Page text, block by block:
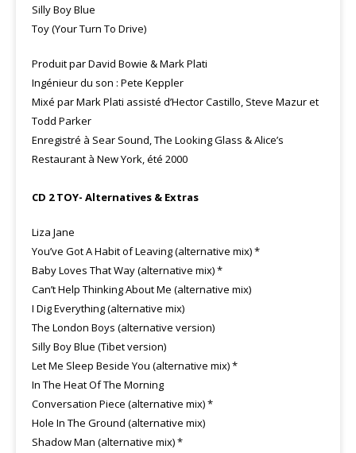
Silly Boy Blue
Toy (Your Turn To Drive)
Produit par David Bowie & Mark Plati
Ingénieur du son : Pete Keppler
Mixé par Mark Plati assisté d’Hector Castillo, Steve Mazur et
Todd Parker
Enregistré à Sear Sound, The Looking Glass & Alice’s
Restaurant à New York, été 2000
CD 2 TOY- Alternatives & Extras
Liza Jane
You’ve Got A Habit of Leaving (alternative mix) *
Baby Loves That Way (alternative mix) *
Can’t Help Thinking About Me (alternative mix)
I Dig Everything (alternative mix)
The London Boys (alternative version)
Silly Boy Blue (Tibet version)
Let Me Sleep Beside You (alternative mix) *
In The Heat Of The Morning
Conversation Piece (alternative mix) *
Hole In The Ground (alternative mix)
Shadow Man (alternative mix) *